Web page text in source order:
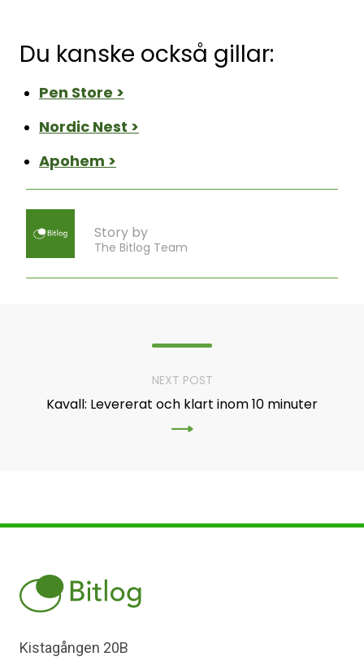
Du kanske också gillar:
Pen Store >
Nordic Nest >
Apohem >
Story by
The Bitlog Team
NEXT POST
Kavall: Levererat och klart inom 10 minuter
Kistagången 20B